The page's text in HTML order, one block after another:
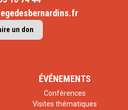
un don
ÉVÉNEMENTS
Conférences
Visites thématiques